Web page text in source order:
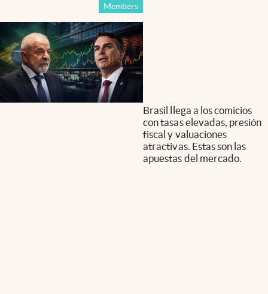
Members
Brasil llega a los comicios
con tasas elevadas, presión
fiscal y valuaciones
atractivas. Estas son las
apuestas del mercado.